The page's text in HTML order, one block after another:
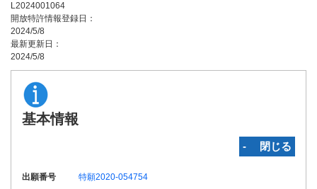
L2024001064
開放特許情報登録日：
2024/5/8
最新更新日：
2024/5/8
基本情報
‐ 閉じる
出願番号
特願2020-054754